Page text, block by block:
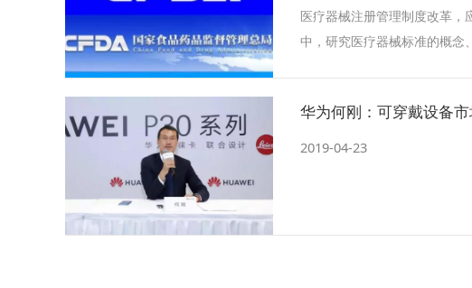
医疗器械注册管理制度改革，
中，研究医疗器械标准的概念
华为何刚：可穿戴设备
2019-04-23